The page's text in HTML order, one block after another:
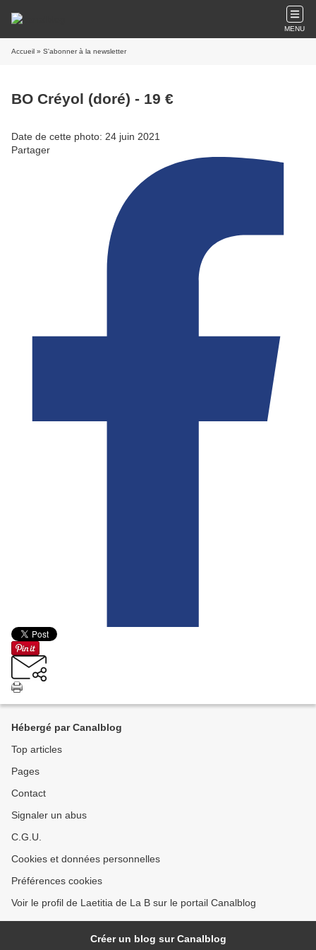
MENU
Accueil » S'abonner à la newsletter
BO Créyol (doré) - 19 €
Date de cette photo: 24 juin 2021
Partager
Hébergé par Canalblog
Top articles
Pages
Contact
Signaler un abus
C.G.U.
Cookies et données personnelles
Préférences cookies
Voir le profil de Laetitia de La B sur le portail Canalblog
Créer un blog sur Canalblog